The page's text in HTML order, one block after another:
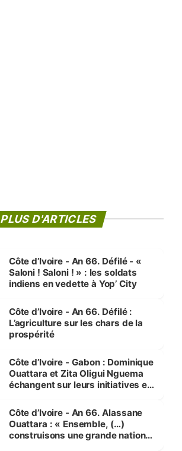
PLUS D'ARTICLES
Côte d’Ivoire - An 66. Défilé - «
Saloni ! Saloni ! » : les soldats
indiens en vedette à Yop’ City
Côte d’Ivoire - An 66. Défilé :
L’agriculture sur les chars de la
prospérité
Côte d’Ivoire - Gabon : Dominique
Ouattara et Zita Oligui Nguema
échangent sur leurs initiatives en
enfants
Côte d’Ivoire - An 66. Alassane
Ouattara : « Ensemble, (…)
construisons une grande nation